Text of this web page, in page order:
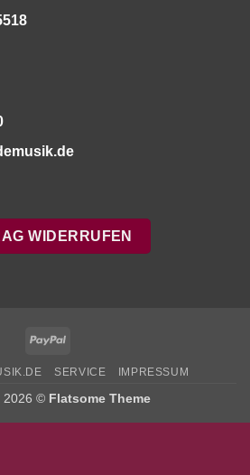
WIDERRUFEN
PayPal
SERVICE IMPRESSUM
2026 © Flatsome Theme